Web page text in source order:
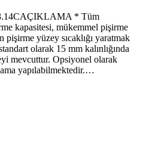
* Tüm
kapasitesi, mükemmel pişirme
pişirme yüzey sıcaklığı yaratmak
olarak 15 mm kalınlığında
mevcuttur. Opsiyonel olarak
yapılabilmektedir.…